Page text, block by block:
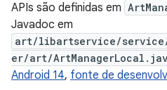
APIs são definidas em
Javadoc em
art/libartservice/
er/art/
Android 14, fonte de